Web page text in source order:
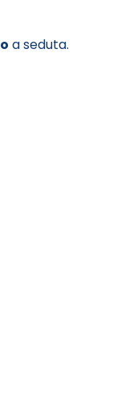
a seduta.